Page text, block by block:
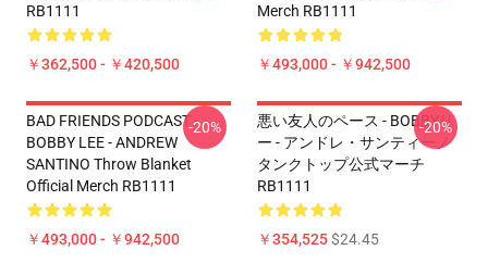
RB1111
￥362,500 - ￥420,500
Merch RB1111
￥493,000 - ￥942,500
BAD FRIENDS PODCAST -
BOBBY LEE - ANDREW
SANTINO Throw Blanket
Official Merch RB1111
￥493,000 - ￥942,500
-20%
悪い友人のペース - BOBBYリ
ー - アンドレ・サンティーノ
タンクトップ公式マーチ
RB1111
￥354,525$24.45
-20%